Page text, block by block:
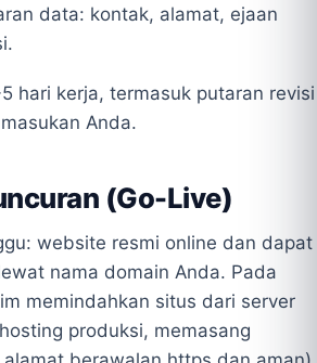
data: kontak, alamat, ejaan
hari kerja, termasuk putaran revisi
Anda.
(Go-Live)
website resmi online dan dapat
nama domain Anda. Pada
memindahkan situs dari server
produksi, memasang